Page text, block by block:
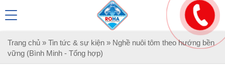
Trang chủ » Tin tức & sự kiện » Nghề nuôi tôm theo hướng bền
vững (Bình Minh - Tổng hợp)